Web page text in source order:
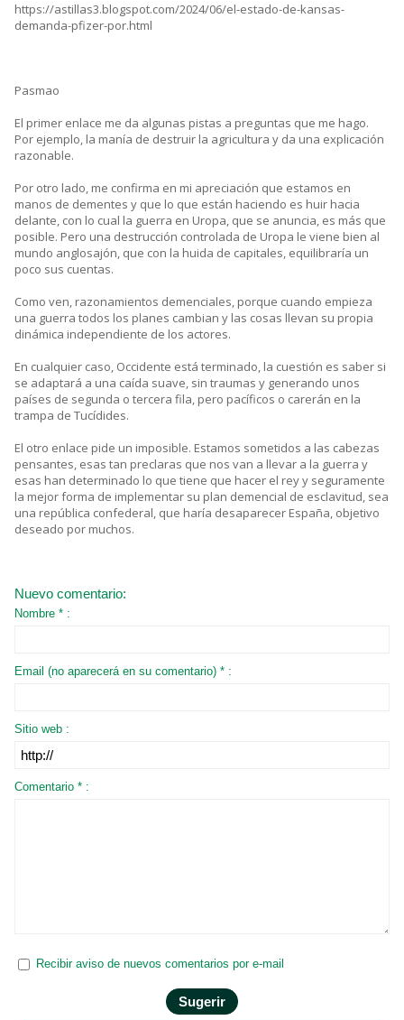
https://astillas3.blogspot.com/2024/06/el-estado-de-kansas-
demanda-pfizer-por.html
Pasmao
El primer enlace me da algunas pistas a preguntas que me hago.
Por ejemplo, la manía de destruir la agricultura y da una explicación
razonable.
Por otro lado, me confirma en mi apreciación que estamos en
manos de dementes y que lo que están haciendo es huir hacia
delante, con lo cual la guerra en Uropa, que se anuncia, es más que
posible. Pero una destrucción controlada de Uropa le viene bien al
mundo anglosajón, que con la huida de capitales, equilibraría un
poco sus cuentas.
Como ven, razonamientos demenciales, porque cuando empieza
una guerra todos los planes cambian y las cosas llevan su propia
dinámica independiente de los actores.
En cualquier caso, Occidente está terminado, la cuestión es saber si
se adaptará a una caída suave, sin traumas y generando unos
países de segunda o tercera fila, pero pacíficos o carerán en la
trampa de Tucídides.
El otro enlace pide un imposible. Estamos sometidos a las cabezas
pensantes, esas tan preclaras que nos van a llevar a la guerra y
esas han determinado lo que tiene que hacer el rey y seguramente
la mejor forma de implementar su plan demencial de esclavitud, sea
una república confederal, que haría desaparecer España, objetivo
deseado por muchos.
Nuevo comentario:
Nombre * :
Email (no aparecerá en su comentario) * :
Sitio web :
Comentario * :
Recibir aviso de nuevos comentarios por e-mail